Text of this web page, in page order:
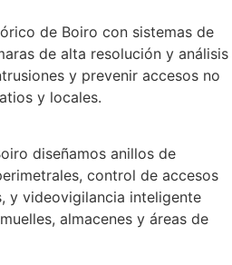
de Boiro con sistemas de
de alta resolución y análisis
y prevenir accesos no
y locales.
diseñamos anillos de
control de accesos
y videovigilancia inteligente
almacenes y áreas de